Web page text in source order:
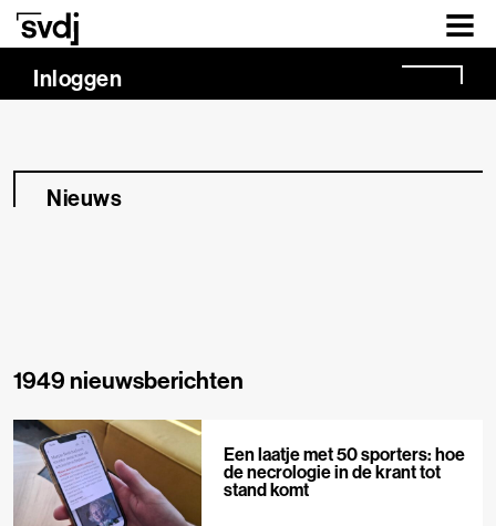
Naar hoofdinhoud
Inloggen
Nieuws
1949 nieuwsberichten
Een laatje met 50 sporters: hoe
de necrologie in de krant tot
stand komt